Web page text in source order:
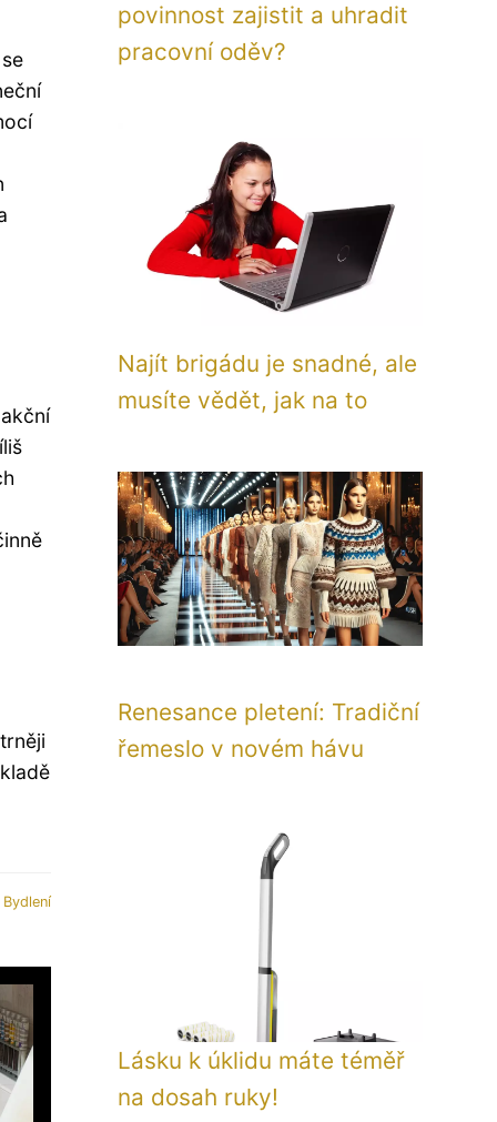
Bydlení
povinnost zajistit a uhradit
pracovní oděv?
Najít brigádu je snadné, ale
musíte vědět, jak na to
Renesance pletení: Tradiční
řemeslo v novém hávu
Lásku k úklidu máte téměř
na dosah ruky!